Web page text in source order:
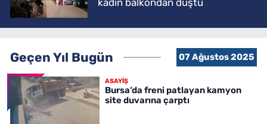
kadın balkondan düştü
Geçen Yıl Bugün 07 Ağustos 2025
ASAYİŞ
Bursa’da freni patlayan kamyon
site duvarına çarptı